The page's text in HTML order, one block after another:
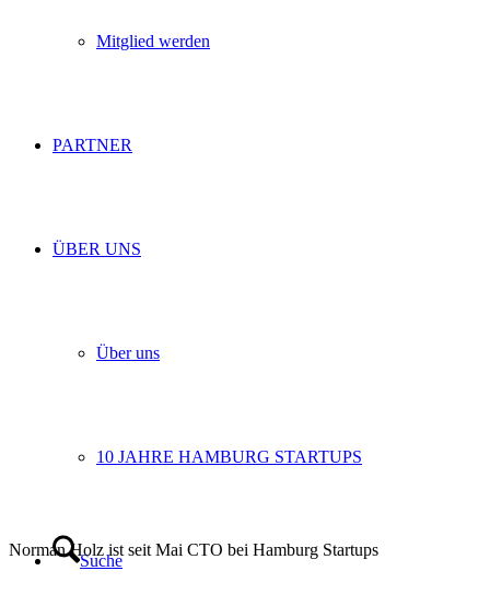
Mitglied werden
PARTNER
ÜBER UNS
Über uns
10 JAHRE HAMBURG STARTUPS
Suche
Norman Holz ist seit Mai CTO bei Hamburg Startups